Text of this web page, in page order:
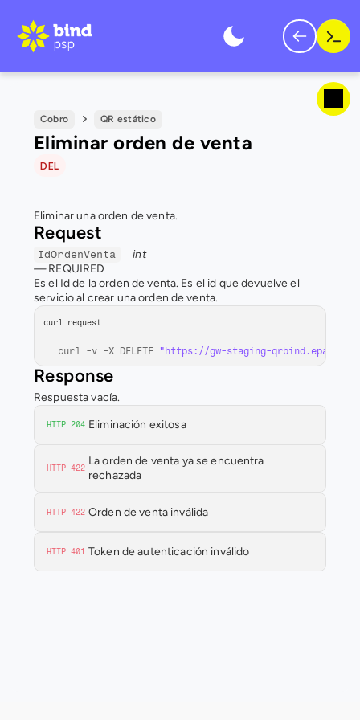
Cobro QR estático
Eliminar orden de venta
DEL
Eliminar una orden de venta.
Request
IdOrdenVenta
int
— REQUIRED
Es el Id de la orden de venta. Es el id que devuelve el
servicio al crear una orden de venta.
curl request
curl -v -X DELETE "https://gw-staging-
Response
Respuesta vacía.
HTTP 204 Eliminación exitosa
HTTP 422
La orden de venta ya se encuentra
rechazada
HTTP 422 Orden de venta inválida
HTTP 401 Token de autenticación inválido